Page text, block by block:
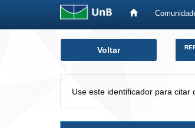
Voltar
Use este identificador para citar